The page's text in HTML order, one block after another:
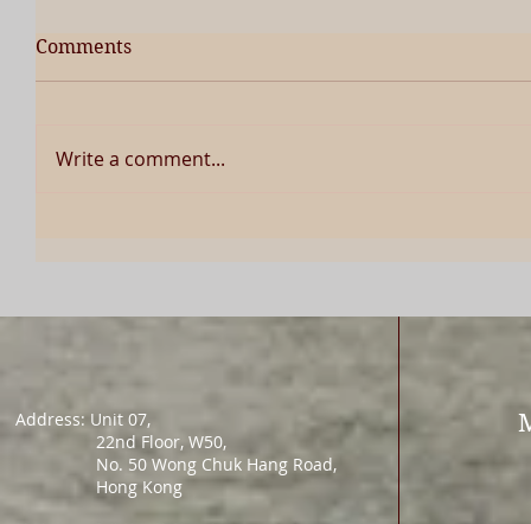
Comments
Write a comment...
Address: Unit 07,
22nd Floor, W50,
No. 50 Wong Chuk Hang Road,
Hong Kong